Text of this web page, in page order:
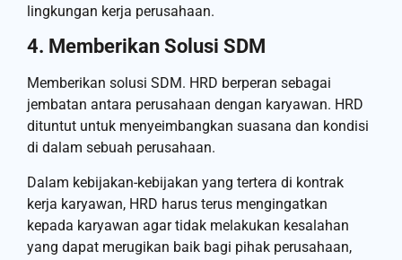
lingkungan kerja perusahaan.
4. Memberikan Solusi SDM
Memberikan solusi SDM. HRD berperan sebagai
jembatan antara perusahaan dengan karyawan. HRD
dituntut untuk menyeimbangkan suasana dan kondisi
di dalam sebuah perusahaan.
Dalam kebijakan-kebijakan yang tertera di kontrak
kerja karyawan, HRD harus terus mengingatkan
kepada karyawan agar tidak melakukan kesalahan
yang dapat merugikan baik bagi pihak perusahaan,